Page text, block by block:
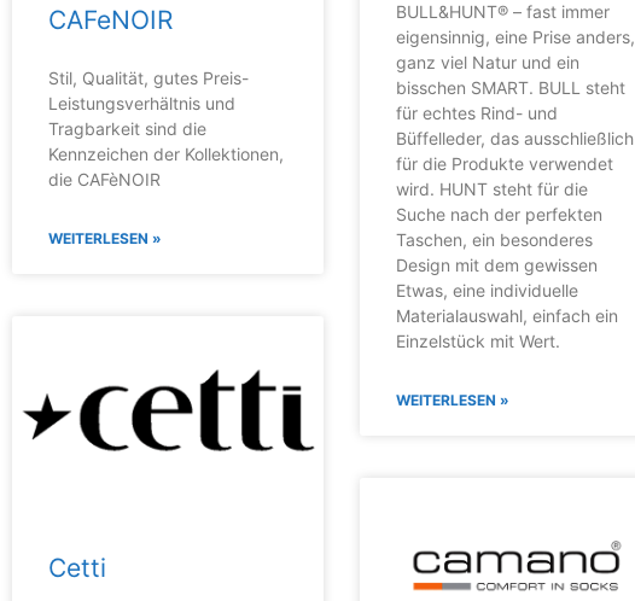
BULL&HUNT® – fast immer
eigensinnig, eine Prise anders,
ganz viel Natur und ein
bisschen SMART. BULL steht
für echtes Rind- und
Büffelleder, das ausschließlich
für die Produkte verwendet
wird. HUNT steht für die
Suche nach der perfekten
Taschen, ein besonderes
Design mit dem gewissen
Etwas, eine individuelle
Materialauswahl, einfach ein
Einzelstück mit Wert.
WEITERLESEN »
CAFeNOIR
Stil, Qualität, gutes Preis-
Leistungsverhältnis und
Tragbarkeit sind die
Kennzeichen der Kollektionen,
die CAFèNOIR
WEITERLESEN »
Cetti